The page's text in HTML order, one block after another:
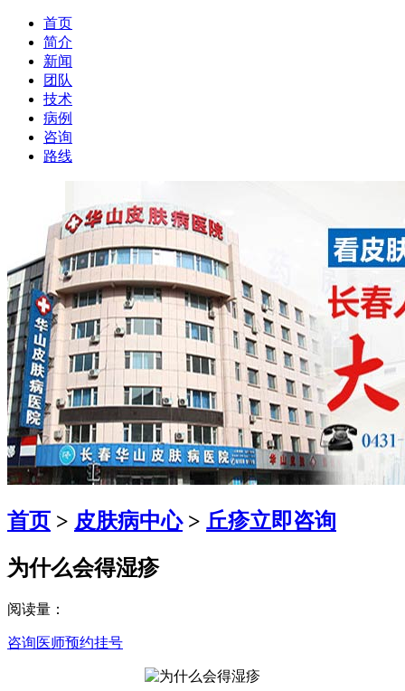
首页
简介
新闻
团队
技术
病例
咨询
路线
首页 > 皮肤病中心> 丘疹立即咨询
为什么会得湿疹
阅读量：
咨询医师预约挂号